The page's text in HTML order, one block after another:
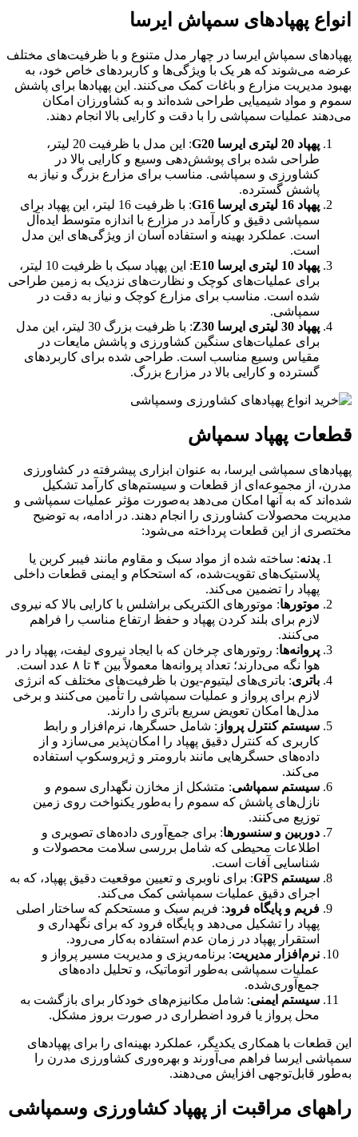
انواع پهپادهای سمپاش ایرسا
پهپادهای سمپاش ایرسا در چهار مدل متنوع و با ظرفیت‌های مختلف
عرضه می‌شوند که هر یک با ویژگی‌ها و کاربردهای خاص خود، به
بهبود مدیریت مزارع و باغات کمک می‌کنند. این پهپادها برای پاشش
سموم و مواد شیمیایی طراحی شده‌اند و به کشاورزان امکان
می‌دهند عملیات سمپاشی را با دقت و کارایی بالا انجام دهند.
پهپاد 20 لیتری ایرسا G20
: این مدل با ظرفیت 20 لیتر،
طراحی شده برای پوشش‌دهی وسیع و کارایی بالا در
کشاورزی و سمپاشی. مناسب برای مزارع بزرگ و نیاز به
پاشش گسترده.
پهپاد 16 لیتری ایرسا G16
: با ظرفیت 16 لیتر، این پهپاد برای
سمپاشی دقیق و کارآمد در مزارع با اندازه متوسط ایده‌آل
است. عملکرد بهینه و استفاده آسان از ویژگی‌های این مدل
است.
پهپاد 10 لیتری ایرسا E10
: این پهپاد سبک با ظرفیت 10 لیتر،
برای عملیات‌های کوچک و نظارت‌های نزدیک به زمین طراحی
شده است. مناسب برای مزارع کوچک و نیاز به دقت در
سمپاشی.
پهپاد 30 لیتری ایرسا Z30
: با ظرفیت بزرگ 30 لیتر، این مدل
برای عملیات‌های سنگین کشاورزی و پاشش مایعات در
مقیاس وسیع مناسب است. طراحی شده برای کاربردهای
گسترده و کارایی بالا در مزارع بزرگ.
قطعات پهپاد سمپاش
پهپادهای سمپاشی ایرسا، به عنوان ابزاری پیشرفته در کشاورزی
مدرن، از مجموعه‌ای از قطعات و سیستم‌های کارآمد تشکیل
شده‌اند که به آنها امکان می‌دهد به‌صورت مؤثر عملیات سمپاشی و
مدیریت محصولات کشاورزی را انجام دهند. در ادامه، به توضیح
مختصری از این قطعات پرداخته می‌شود:
بدنه: ساخته شده از مواد سبک و مقاوم مانند فیبر کربن یا
پلاستیک‌های تقویت‌شده، که استحکام و ایمنی قطعات داخلی
پهپاد را تضمین می‌کند.
موتورها: موتورهای الکتریکی براشلس با کارایی بالا که نیروی
لازم برای بلند کردن پهپاد و حفظ ارتفاع مناسب را فراهم
می‌کنند.
پروانه‌ها: روتورهای چرخان که با ایجاد نیروی لیفت، پهپاد را در
هوا نگه می‌دارند؛ تعداد پروانه‌ها معمولاً بین ۴ تا ۸ عدد است.
باتری: باتری‌های لیتیوم-یون با ظرفیت‌های مختلف که انرژی
لازم برای پرواز و عملیات سمپاشی را تأمین می‌کنند و برخی
مدل‌ها امکان تعویض سریع باتری را دارند.
سیستم کنترل پرواز : شامل حسگرها، نرم‌افزار و رابط
کاربری که کنترل دقیق پهپاد را امکان‌پذیر می‌سازد و از
داده‌های حسگرهایی مانند بارومتر و ژیروسکوپ استفاده
می‌کند.
سیستم سمپاشی: متشکل از مخازن نگهداری سموم و
نازل‌های پاشش که سموم را به‌طور یکنواخت روی زمین
توزیع می‌کنند.
دوربین و سنسورها: برای جمع‌آوری داده‌های تصویری و
اطلاعات محیطی که شامل بررسی سلامت محصولات و
شناسایی آفات است.
سیستم GPS
: برای ناوبری و تعیین موقعیت دقیق پهپاد، که به
اجرای دقیق عملیات سمپاشی کمک می‌کند.
فریم و پایگاه فرود: فریم سبک و مستحکم که ساختار اصلی
پهپاد را تشکیل می‌دهد و پایگاه فرود که برای نگهداری و
استقرار پهپاد در زمان عدم استفاده به‌کار می‌رود.
نرم‌افزار مدیریت: برنامه‌ریزی و مدیریت مسیر پرواز و
عملیات سمپاشی به‌طور اتوماتیک، و تحلیل داده‌های
جمع‌آوری‌شده.
سیستم ایمنی: شامل مکانیزم‌های خودکار برای بازگشت به
محل پرواز یا فرود اضطراری در صورت بروز مشکل.
این قطعات با همکاری یکدیگر، عملکرد بهینه‌ای را برای پهپادهای
سمپاشی ایرسا فراهم می‌آورند و بهره‌وری کشاورزی مدرن را
به‌طور قابل‌توجهی افزایش می‌دهند.
راههای مراقبت از پهپاد کشاورزی وسمپاشی